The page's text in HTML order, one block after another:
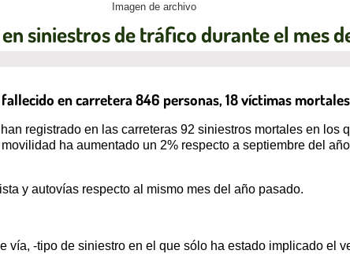
Imagen de archivo
siniestros de tráfico durante el mes
en carretera 846 personas, 18 víctimas
registrado en las carreteras 92 siniestros mortales en
ha aumentado un 2% respecto a septiembre del
y autovías respecto al mismo mes del año pasado.
vía, -tipo de siniestro en el que sólo ha estado implicado el